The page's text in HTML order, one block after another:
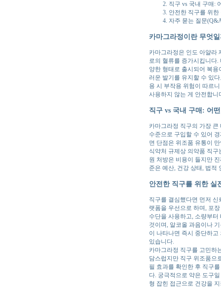
직구 vs 국내 구매:
안전한 직구를 위한
자주 묻는 질문
카마그라정이란 무엇
카마그라정은 인도 아얄라
로의 혈류를 증가시킵니다
양한 형태로 출시되어 복
러운 발기를 유지할 수 있
용 시 부작용 위험이 따르
사용하지 않는 게 안전합니
직구 vs 국내 구매: 어
카마그라정 직구의 가장
수준으로 구입할 수 있어
면 단점은 위조품 유통이
식약처 규제상 의약품 직
원 처방은 비용이 들지만
준은 예산, 건강 상태, 법적
안전한 직구를 위한 실
직구를 결심했다면 먼저
랫폼을 우선으로 하며, 포
수단을 사용하고, 소량부
것이며, 알코올 과음이나
이 나타나면 즉시 중단하
있습니다.
카마그라정 직구를 고민하
담스럽지만 직구 위조품으
필 효과를 확인한 후 직구
다. 궁극적으로 약은 도구
형 잡힌 접근으로 건강을